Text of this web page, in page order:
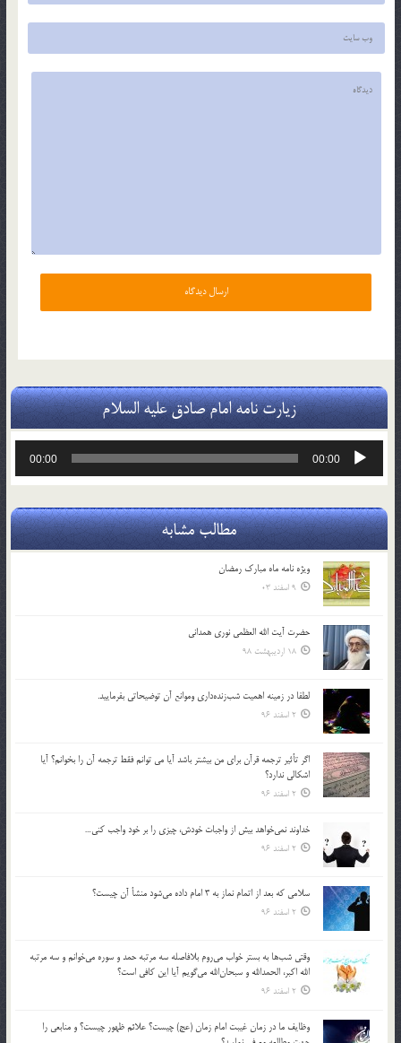
زیارت نامه امام صادق علیه السلام
پخش‌کننده
00:00
00:00
مطالب مشابه
ویژه نامه ماه مبارک رمضان
9 اسفند 03
حضرت آیت الله العظمی نوری همدانی
18 اردیبهشت 98
لطفا در زمينه اهميت شب‌زنده‌داري وموانع آن توضيحاتي بفرماييد.
2 اسفند 96
اگر تأثير ترجمه قرآن براي من بيشتر باشد آيا مي توانم فقط ترجمه آن را بخوانم؟ آيا
اشكالي ندارد؟
2 اسفند 96
خداوند نمي‌خواهد بيش از واجبات خودش، چيزي را بر خود واجب كني…
2 اسفند 96
سلامي كه بعد از اتمام نماز به 3 امام داده مي‌شود منشأ آن چيست؟
2 اسفند 96
وقتي شب‌ها به بستر خواب مي‌روم بلافاصله سه مرتبه حمد و سوره مي‌خوانم و سه مرتبه
الله اكبر، الحمدالله و سبحان‌الله مي‌گويم آيا اين كافي است؟
2 اسفند 96
وظايف ما در زمان غيبت امام زمان (عج) چيست؟ علائم ظهور چيست؟ و منابعي را